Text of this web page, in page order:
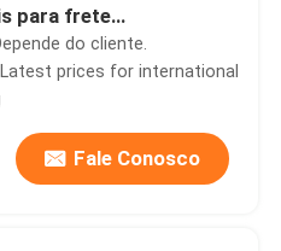
para frete
da China para
do cliente.
prices for international
Fale Conosco